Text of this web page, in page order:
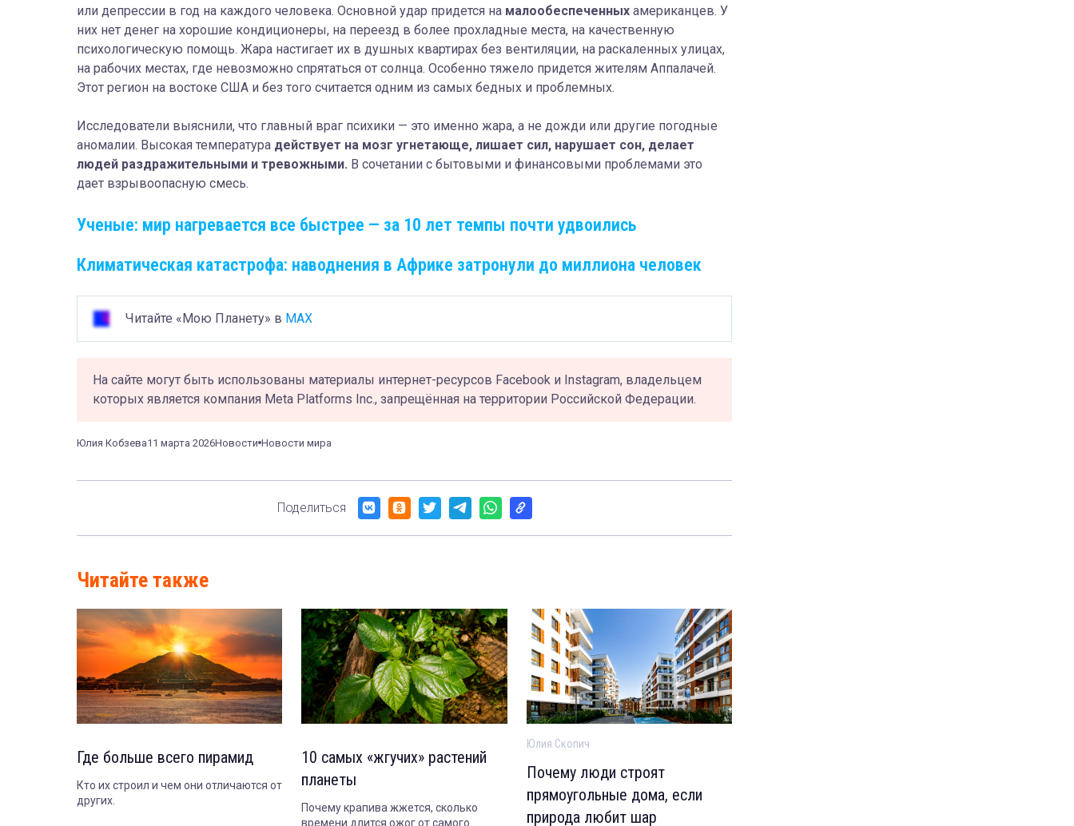
или депрессии в год на каждого человека. Основной удар придется на малообеспеченных американцев. У
них нет денег на хорошие кондиционеры, на переезд в более прохладные места, на качественную
психологическую помощь. Жара настигает их в душных квартирах без вентиляции, на раскаленных улицах,
на рабочих местах, где невозможно спрятаться от солнца. Особенно тяжело придется жителям Аппалачей.
Этот регион на востоке США и без того считается одним из самых бедных и проблемных.
Исследователи выяснили, что главный враг психики — это именно жара, а не дожди или другие погодные
аномалии. Высокая температура действует на мозг угнетающе, лишает сил, нарушает сон, делает
людей раздражительными и тревожными. В сочетании с бытовыми и финансовыми проблемами это
дает взрывоопасную смесь.
Ученые: мир нагревается все быстрее — за 10 лет темпы почти удвоились
Климатическая катастрофа: наводнения в Африке затронули до миллиона человек
Читайте «Мою Планету» в MAX
На сайте могут быть использованы материалы интернет-ресурсов Facebook и Instagram, владельцем
которых является компания Meta Platforms Inc., запрещённая на территории Российской Федерации.
Юлия Кобзева11 марта 2026Новости Новости мира
Поделиться
Читайте также
Где больше всего пирамид
Кто их строил и чем они отличаются от
других.
10 самых «жгучих» растений
планеты
Почему крапива жжется, сколько
времени длится ожог от самого
Юлия Скопич
Почему люди строят
прямоугольные дома, если
природа любит шар